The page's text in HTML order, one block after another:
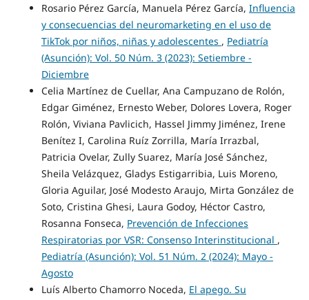
Rosario Pérez García, Manuela Pérez García, Influencia
y consecuencias del neuromarketing en el uso de
TikTok por niños, niñas y adolescentes , Pediatría
(Asunción): Vol. 50 Núm. 3 (2023): Setiembre -
Diciembre
Celia Martínez de Cuellar, Ana Campuzano de Rolón,
Edgar Giménez, Ernesto Weber, Dolores Lovera, Roger
Rolón, Viviana Pavlicich, Hassel Jimmy Jiménez, Irene
Benítez I, Carolina Ruíz Zorrilla, María Irrazbal,
Patricia Ovelar, Zully Suarez, María José Sánchez,
Sheila Velázquez, Gladys Estigarribia, Luis Moreno,
Gloria Aguilar, José Modesto Araujo, Mirta González de
Soto, Cristina Ghesi, Laura Godoy, Héctor Castro,
Rosanna Fonseca, Prevención de Infecciones
Respiratorias por VSR: Consenso Interinstitucional ,
Pediatría (Asunción): Vol. 51 Núm. 2 (2024): Mayo -
Agosto
Luís Alberto Chamorro Noceda, El apego. Su